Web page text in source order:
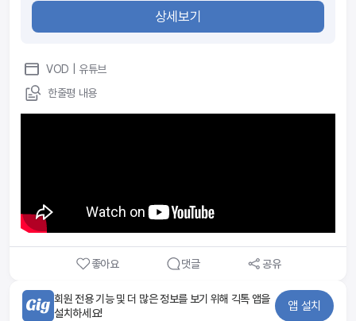
상세보기
VOD | 유튜브
한줄평 내용
좋아요 댓글 공유
회원 전용 기능 및 더 많은 정보를 보기 위해 긱톡 앱을
설치하세요!
앱 설치